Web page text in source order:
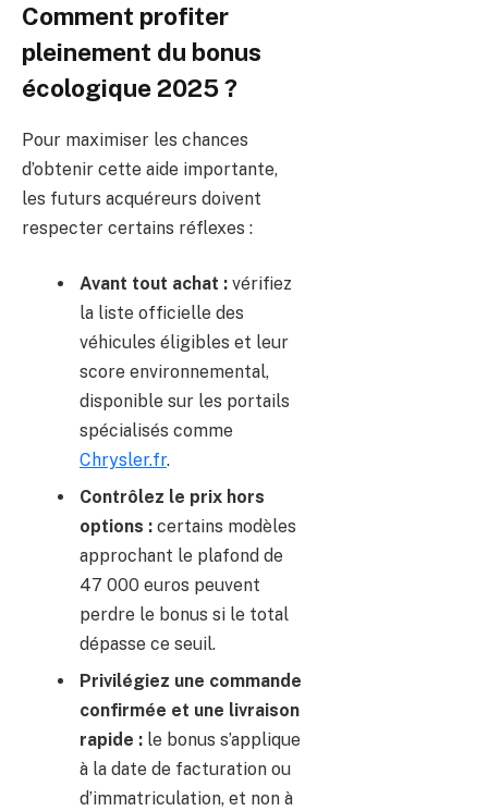
Comment profiter
pleinement du bonus
écologique 2025 ?
Pour maximiser les chances
d’obtenir cette aide importante,
les futurs acquéreurs doivent
respecter certains réflexes :
Avant tout achat : vérifiez
la liste officielle des
véhicules éligibles et leur
score environnemental,
disponible sur les portails
spécialisés comme
Chrysler.fr.
Contrôlez le prix hors
options : certains modèles
approchant le plafond de
47 000 euros peuvent
perdre le bonus si le total
dépasse ce seuil.
Privilégiez une commande
confirmée et une livraison
rapide : le bonus s’applique
à la date de facturation ou
d’immatriculation, et non à